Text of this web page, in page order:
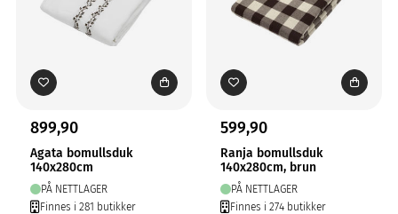
899,90
Agata bomullsduk
140x280cm
PÅ NETTLAGER
Finnes i 281 butikker
599,90
Ranja bomullsduk
140x280cm, brun
PÅ NETTLAGER
Finnes i 274 butikker